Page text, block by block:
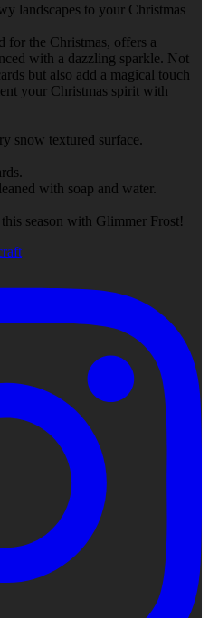
landscapes to your Christmas
for the Christmas, offers a
with a dazzling sparkle. Not
but also add a magical touch
your Christmas spirit with
snow textured surface.
with soap and water.
season with Glimmer Frost!